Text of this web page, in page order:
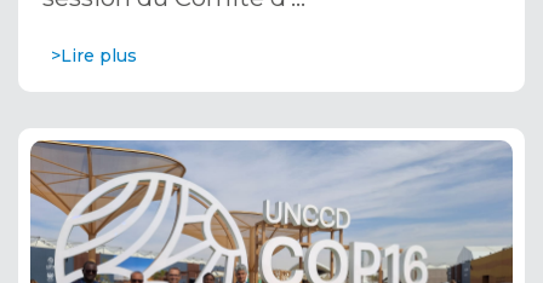
>Lire plus